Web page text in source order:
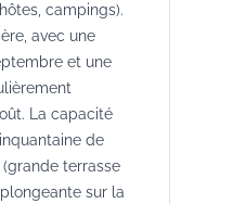
campings).
avec une
et une
La capacité
de
terrasse
sur la